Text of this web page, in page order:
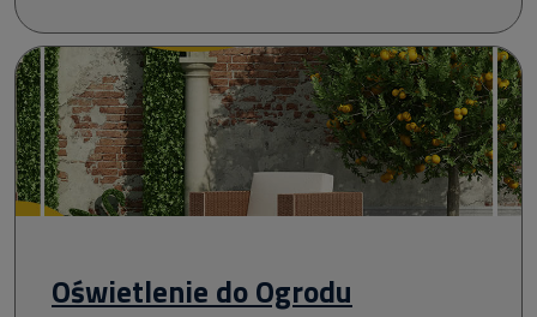
Oświetlenie do Ogrodu